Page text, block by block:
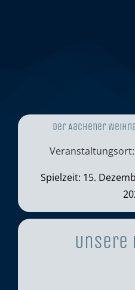
Der Aachener
Spielzeit: 15.
Unsere